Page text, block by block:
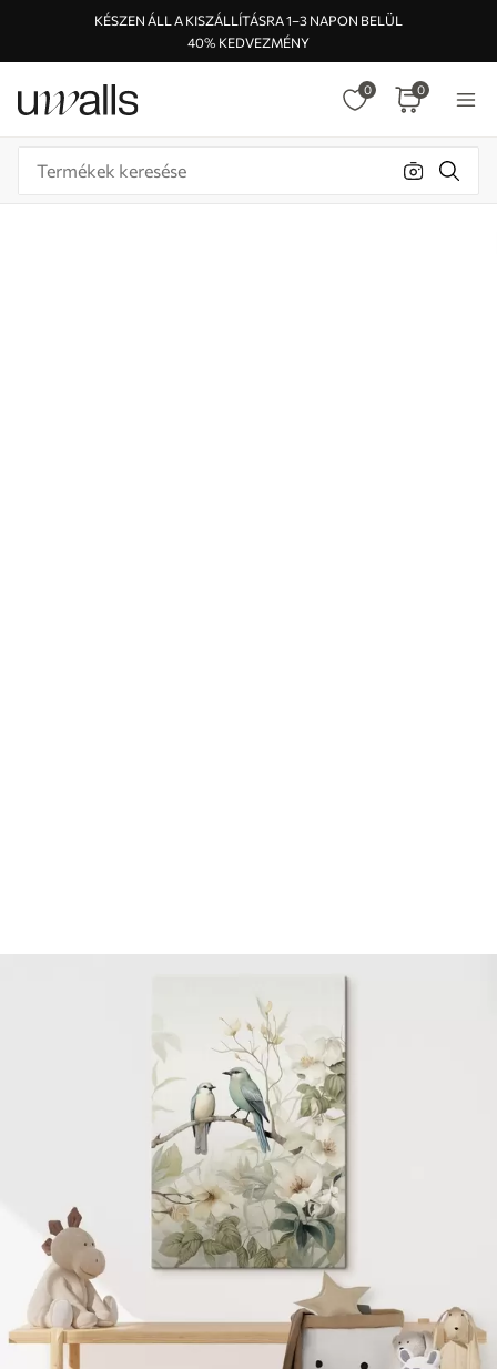
KÉSZEN ÁLL A KISZÁLLÍTÁSRA 1–3 NAPON BELÜL
40% KEDVEZMÉNY
0 0